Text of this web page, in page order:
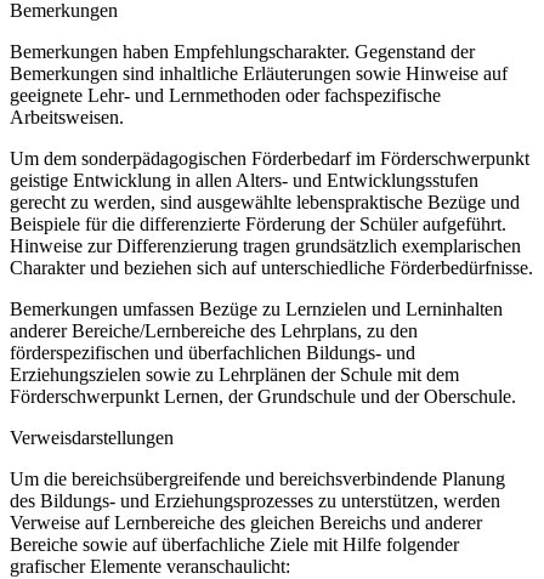
Bemerkungen
Bemerkungen haben Empfehlungscharakter. Gegenstand der
Bemerkungen sind inhaltliche Erläuterungen sowie Hinweise auf
geeignete Lehr- und Lernmethoden oder fachspezifische
Arbeitsweisen.
Um dem sonderpädagogischen Förderbedarf im Förderschwerpunkt
geistige Entwicklung in allen Alters- und Entwicklungsstufen
gerecht zu werden, sind ausgewählte lebenspraktische Bezüge und
Beispiele für die differenzierte Förderung der Schüler aufgeführt.
Hinweise zur Differenzierung tragen grundsätzlich exemplarischen
Charakter und beziehen sich auf unterschiedliche Förderbedürfnisse.
Bemerkungen umfassen Bezüge zu Lernzielen und Lerninhalten
anderer Bereiche/Lernbereiche des Lehrplans, zu den
förderspezifischen und überfachlichen Bildungs- und
Erziehungszielen sowie zu Lehrplänen der Schule mit dem
Förderschwerpunkt Lernen, der Grundschule und der Oberschule.
Verweisdarstellungen
Um die bereichsübergreifende und bereichsverbindende Planung
des Bildungs- und Erziehungsprozesses zu unterstützen, werden
Verweise auf Lernbereiche des gleichen Bereichs und anderer
Bereiche sowie auf überfachliche Ziele mit Hilfe folgender
grafischer Elemente veranschaulicht: